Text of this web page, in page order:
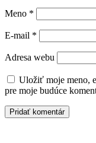
Meno *
E-mail *
Adresa webu
Uložiť moje meno,
pre moje budúce